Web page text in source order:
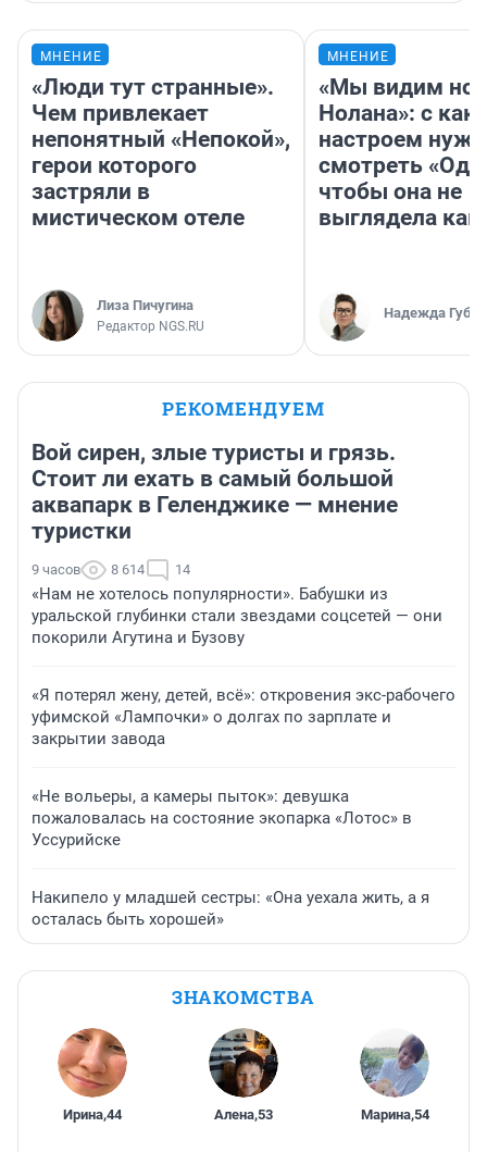
МНЕНИЕ
«Люди тут странные».
Чем привлекает
непонятный «Непокой»,
герои которого
застряли в
мистическом отеле
Лиза Пичугина
Редактор NGS.RU
МНЕНИЕ
«Мы видим
Нолана»: с
настроем
смотреть
чтобы она не
выглядела как
Надежда
РЕКОМЕНДУЕМ
Вой сирен, злые туристы и грязь.
Стоит ли ехать в самый большой
аквапарк в Геленджике — мнение
туристки
9 часов 8 614 14
«Нам не хотелось популярности». Бабушки из
уральской глубинки стали звездами соцсетей — они
покорили Агутина и Бузову
«Я потерял жену, детей, всё»: откровения экс-рабочего
уфимской «Лампочки» о долгах по зарплате и
закрытии завода
«Не вольеры, а камеры пыток»: девушка
пожаловалась на состояние экопарка «Лотос» в
Уссурийске
Накипело у младшей сестры: «Она уехала жить, а я
осталась быть хорошей»
ЗНАКОМСТВА
Ирина,44 Алена,53 Марина,54